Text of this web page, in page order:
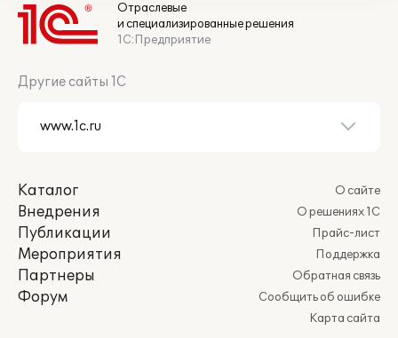
Отраслевые
и специализированные решения
1С:Предприятие
Другие сайты 1С
Каталог
Внедрения
Публикации
Мероприятия
Партнеры
Форум
О сайте
О решениях 1С
Прайс-лист
Поддержка
Обратная связь
Сообщить об ошибке
Карта сайта